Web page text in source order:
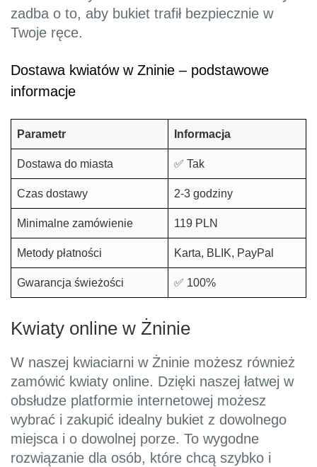
zadba o to, aby bukiet trafił bezpiecznie w
Twoje ręce.
Dostawa kwiatów w Zninie – podstawowe
informacje
Parametr Informacja
Dostawa do miasta ✅ Tak
Czas dostawy 2-3 godziny
Minimalne zamówienie 119 PLN
Metody płatności Karta, BLIK, PayPal
Gwarancja świeżości ✅ 100%
Kwiaty online w Żninie
W naszej kwiaciarni w Żninie możesz również
zamówić kwiaty online. Dzięki naszej łatwej w
obsłudze platformie internetowej możesz
wybrać i zakupić idealny bukiet z dowolnego
miejsca i o dowolnej porze. To wygodne
rozwiązanie dla osób, które chcą szybko i